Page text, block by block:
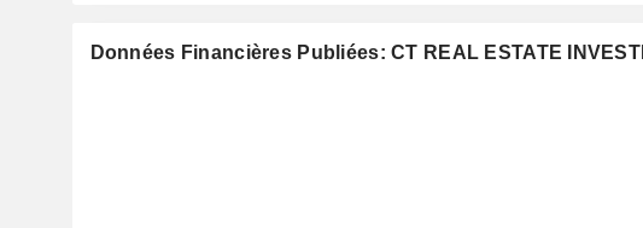
Données Financières Publiées: CT REAL ESTATE